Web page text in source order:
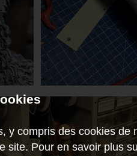
y compris des cookies
site. Pour en savoir plus